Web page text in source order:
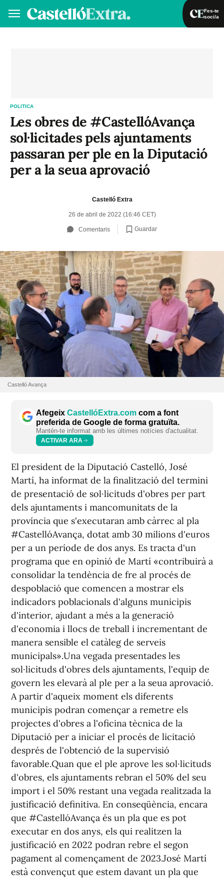
Fes-te
soci/a
POLITICA
Les obres de #CastellóAvança
sol·licitades pels ajuntaments
passaran per ple en la Diputació
per a la seua aprovació
Castelló Extra
26 de abril de 2022 (16:46 CET)
Comentaris Guardar
Castelló Avança
Afegeix CastellóExtra.com com a font
preferida de Google de forma gratuïta.
Mantén-te informat amb les últimes notícies d'actualitat.
ACTIVAR ARA
El president de la Diputació Castelló, José
Martí, ha informat de la finalització del termini
de presentació de sol·licituds d'obres per part
dels ajuntaments i mancomunitats de la
província que s'executaran amb càrrec al pla
#CastellóAvança, dotat amb 30 milions d'euros
per a un període de dos anys. Es tracta d'un
programa que en opinió de Martí «contribuirà a
consolidar la tendència de fre al procés de
despoblació que comencen a mostrar els
indicadors poblacionals d'alguns municipis
d'interior, ajudant a més a la generació
d'economia i llocs de treball i incrementant de
manera sensible el catàleg de serveis
municipals».Una vegada presentades les
sol·licituds d'obres dels ajuntaments, l'equip de
govern les elevarà al ple per a la seua aprovació.
A partir d'aqueix moment els diferents
municipis podran començar a remetre els
projectes d'obres a l'oficina tècnica de la
Diputació per a iniciar el procés de licitació
després de l'obtenció de la supervisió
favorable.Quan que el ple aprove les sol·licituds
d'obres, els ajuntaments rebran el 50% del seu
import i el 50% restant una vegada realitzada la
justificació definitiva. En conseqüència, encara
que #CastellóAvança és un pla que es pot
executar en dos anys, els qui realitzen la
justificació en 2022 podran rebre el segon
pagament al començament de 2023.José Martí
està convençut que estem davant un pla que